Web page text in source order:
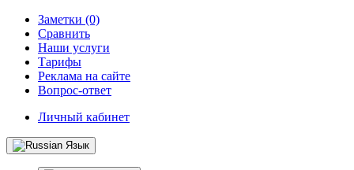
Заметки (0)
Сравнить
Наши услуги
Тарифы
Реклама на сайте
Вопрос-ответ
Личный кабинет
Язык